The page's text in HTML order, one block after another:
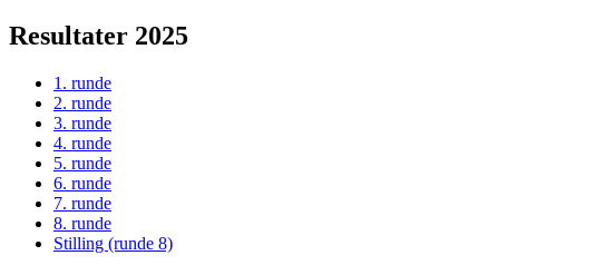
Resultater 2025
1. runde
2. runde
3. runde
4. runde
5. runde
6. runde
7. runde
8. runde
Stilling (runde 8)